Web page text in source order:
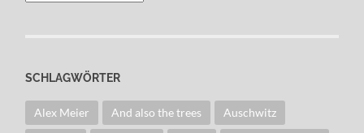
SCHLAGWÖRTER
Alex Meier And also the trees Auschwitz